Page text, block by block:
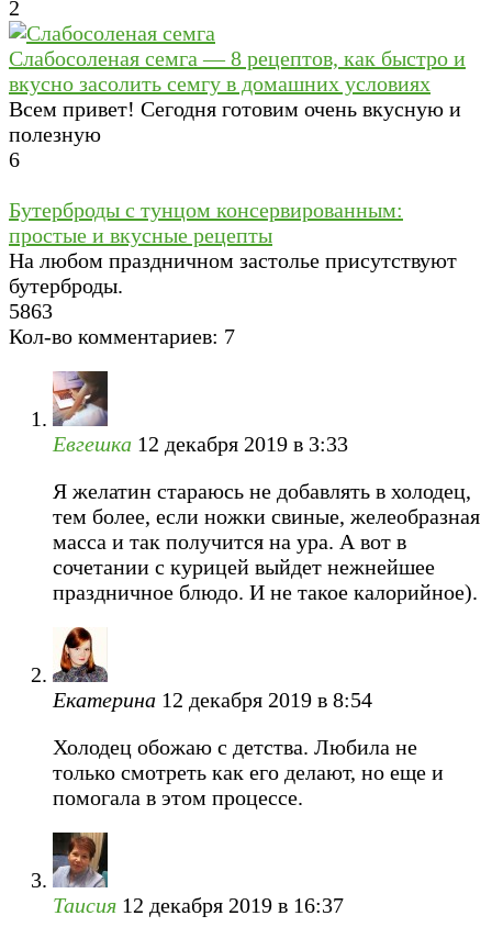
2
Слабосоленая семга — 8 рецептов, как быстро и
вкусно засолить семгу в домашних условиях
Всем привет! Сегодня готовим очень вкусную и
полезную
6
Бутерброды с тунцом консервированным:
простые и вкусные рецепты
На любом праздничном застолье присутствуют
бутерброды.
5863
Кол-во комментариев: 7
Евгешка 12 декабря 2019 в 3:33
Я желатин стараюсь не добавлять в холодец,
тем более, если ножки свиные, желеобразная
масса и так получится на ура. А вот в
сочетании с курицей выйдет нежнейшее
праздничное блюдо. И не такое калорийное).
Екатерина 12 декабря 2019 в 8:54
Холодец обожаю с детства. Любила не
только смотреть как его делают, но еще и
помогала в этом процессе.
Таисия 12 декабря 2019 в 16:37